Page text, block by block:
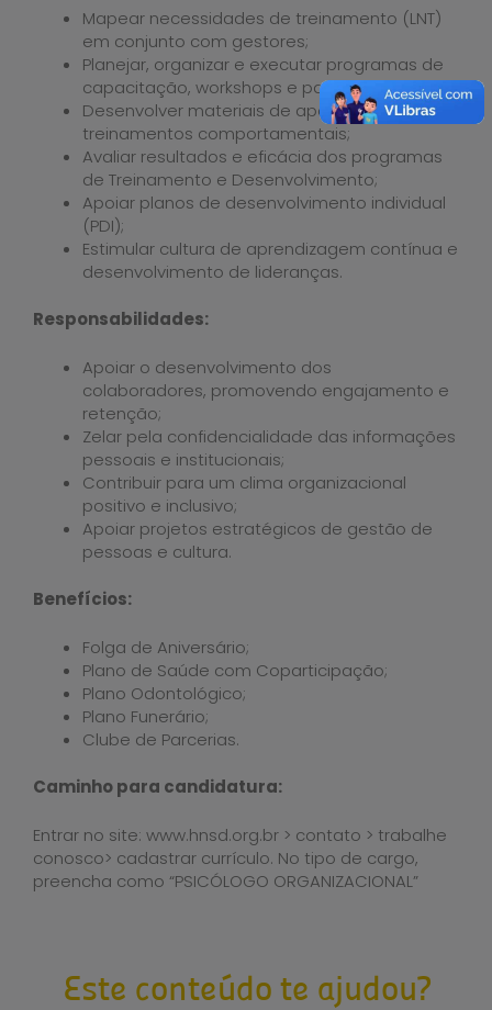
Mapear necessidades de treinamento (LNT)
em conjunto com gestores;
Planejar, organizar e executar programas de
capacitação, workshops e palestras;
Desenvolver materiais de apoio e aplicar
treinamentos comportamentais;
Avaliar resultados e eficácia dos programas
de Treinamento e Desenvolvimento;
Apoiar planos de desenvolvimento individual
(PDI);
Estimular cultura de aprendizagem contínua e
desenvolvimento de lideranças.
Responsabilidades:
Apoiar o desenvolvimento dos
colaboradores, promovendo engajamento e
retenção;
Zelar pela confidencialidade das informações
pessoais e institucionais;
Contribuir para um clima organizacional
positivo e inclusivo;
Apoiar projetos estratégicos de gestão de
pessoas e cultura.
Benefícios:
Folga de Aniversário;
Plano de Saúde com Coparticipação;
Plano Odontológico;
Plano Funerário;
Clube de Parcerias.
Caminho para candidatura:
Entrar no site: www.hnsd.org.br > contato > trabalhe
conosco> cadastrar currículo. No tipo de cargo,
preencha como “PSICÓLOGO ORGANIZACIONAL”
Este conteúdo te ajudou?